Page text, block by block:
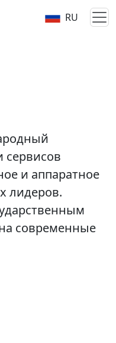
RU
сервисов
и аппаратное
лидеров.
современные